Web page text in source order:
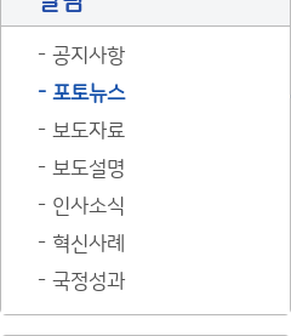
공지사항
포토뉴스
보도자료
보도설명
인사소식
혁신사례
국정성과